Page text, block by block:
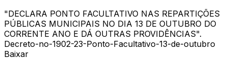
"DECLARA PONTO FACULTATIVO NAS REPARTIÇÕES
PÚBLICAS MUNICIPAIS NO DIA 13 DE OUTUBRO DO
CORRENTE ANO E DÁ OUTRAS PROVIDÊNCIAS".
Decreto-no-1902-23-Ponto-Facultativo-13-de-outubro
Baixar